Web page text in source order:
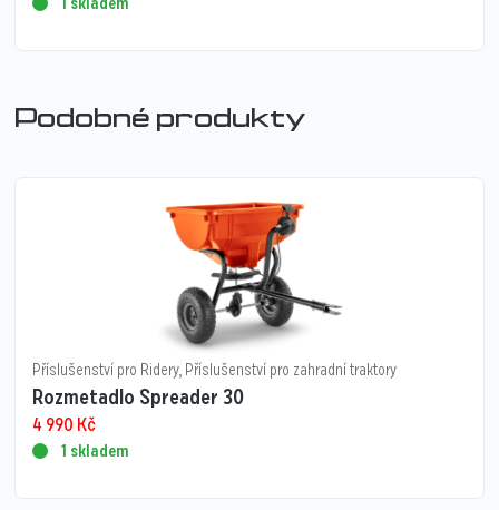
Podobné produkty
Příslušenství pro Ridery, Příslušenství pro zahradní traktory
Rozmetadlo Spreader 30
4 990 Kč
1 skladem